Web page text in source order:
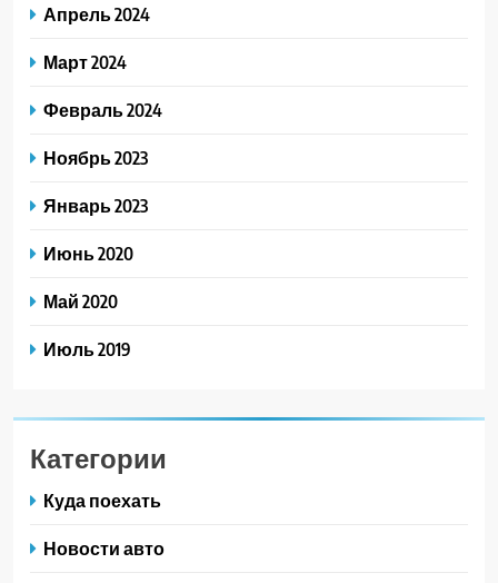
Апрель 2024
Март 2024
Февраль 2024
Ноябрь 2023
Январь 2023
Июнь 2020
Май 2020
Июль 2019
Категории
Куда поехать
Новости авто